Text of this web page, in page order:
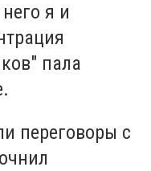
я и
пала
переговоры с